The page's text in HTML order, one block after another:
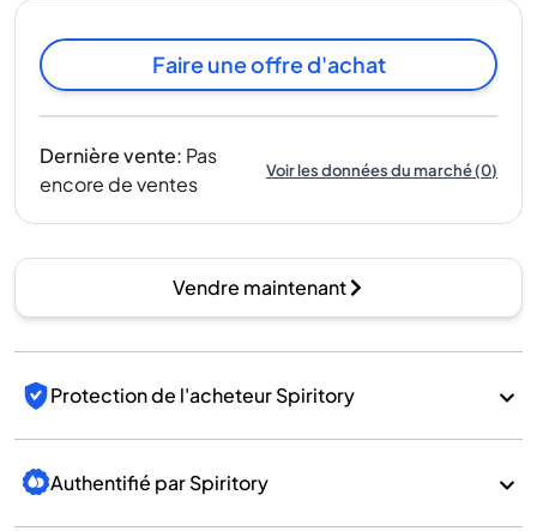
Faire une offre d'achat
Dernière vente: Pas
encore de ventes
Voir les données du marché(0)
Vendre maintenant
Protection de l'acheteur Spiritory
Authentifié par Spiritory